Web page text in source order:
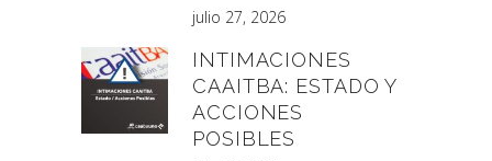
julio 27, 2026
INTIMACIONES
CAAITBA: ESTADO Y
ACCIONES
POSIBLES